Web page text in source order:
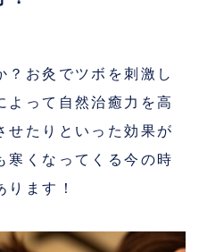
？お灸でツボを刺激し
よって自然治癒力を高
せたりといった効果が
寒くなってくる今の時
ます！